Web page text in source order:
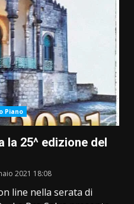
Piano
la 25^ edizione del
2021 18:08
line nella serata di